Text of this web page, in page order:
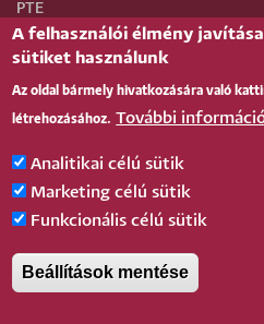
PTE
Neptun
Webmail
Telefonkönyv
Teams
TÉR
(oktatói)
BELÉPÉS
Bejelentkezés
Pécsi
A felhasználói élmény
sütiket használunk
Az oldal bármely hivatkozására való
létrehozásához. További
Analitikai célú sütik
Marketing célú sütik
Funkcionális célú sütik
Beállítások mentése